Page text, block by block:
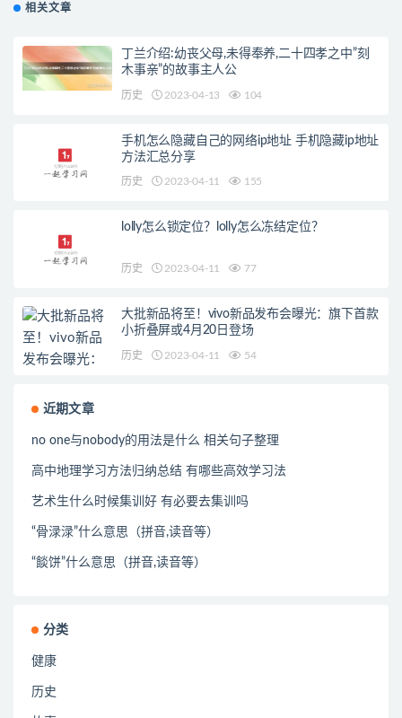
相关文章
丁兰介绍:幼丧父母,未得奉养,二十四孝之中”刻
木事亲”的故事主人公
历史 2023-04-13 104
手机怎么隐藏自己的网络ip地址 手机隐藏ip地址
方法汇总分享
历史 2023-04-11 155
lolly怎么锁定位？lolly怎么冻结定位？
历史 2023-04-11 77
大批新品将至！vivo新品发布会曝光：旗下首款
小折叠屏或4月20日登场
历史 2023-04-11 54
近期文章
no one与nobody的用法是什么 相关句子整理
高中地理学习方法归纳总结 有哪些高效学习法
艺术生什么时候集训好 有必要去集训吗
“骨渌渌”什么意思（拼音,读音等）
“餤饼”什么意思（拼音,读音等）
分类
健康
历史